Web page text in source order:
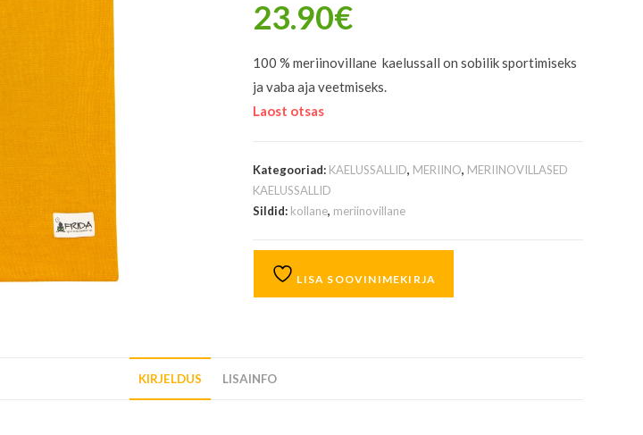
23.90€
100 % meriinovillane kaelussall on sobilik sportimiseks
ja vaba aja veetmiseks.
Laost otsas
Kategooriad: KAELUSSALLID, MERIINO, MERIINOVILLASED
KAELUSSALLID
Sildid: kollane, meriinovillane
LISA SOOVINIMEKIRJA
KIRJELDUS LISAINFO